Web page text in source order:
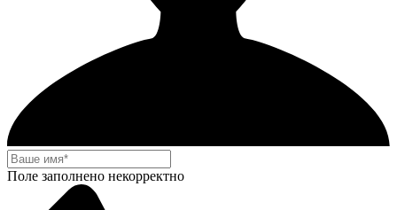
Поле заполнено некорректно